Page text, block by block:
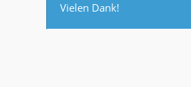
Vielen Dank!